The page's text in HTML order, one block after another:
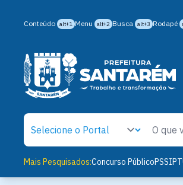
Conteúdo alt+1 Menu alt+2 Busca alt+3 Rodapé
Mais Pesquisados:Concurso PúblicoPSS